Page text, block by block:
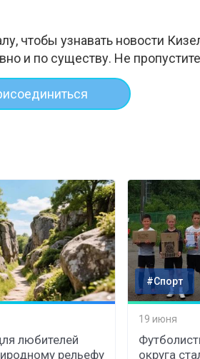
чтобы узнавать новости
и по существу. Не
любителей
рельефу
#Спорт
19 июня
округа